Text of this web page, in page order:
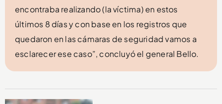
encontraba realizando (la víctima) en estos
últimos 8 días y con base en los registros que
quedaron en las cámaras de seguridad vamos a
esclarecer ese caso”, concluyó el general Bello.